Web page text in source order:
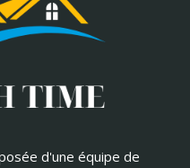
d'une équipe de